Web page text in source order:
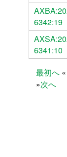
6342:19
6341:10
Pages
最初へ
次へ